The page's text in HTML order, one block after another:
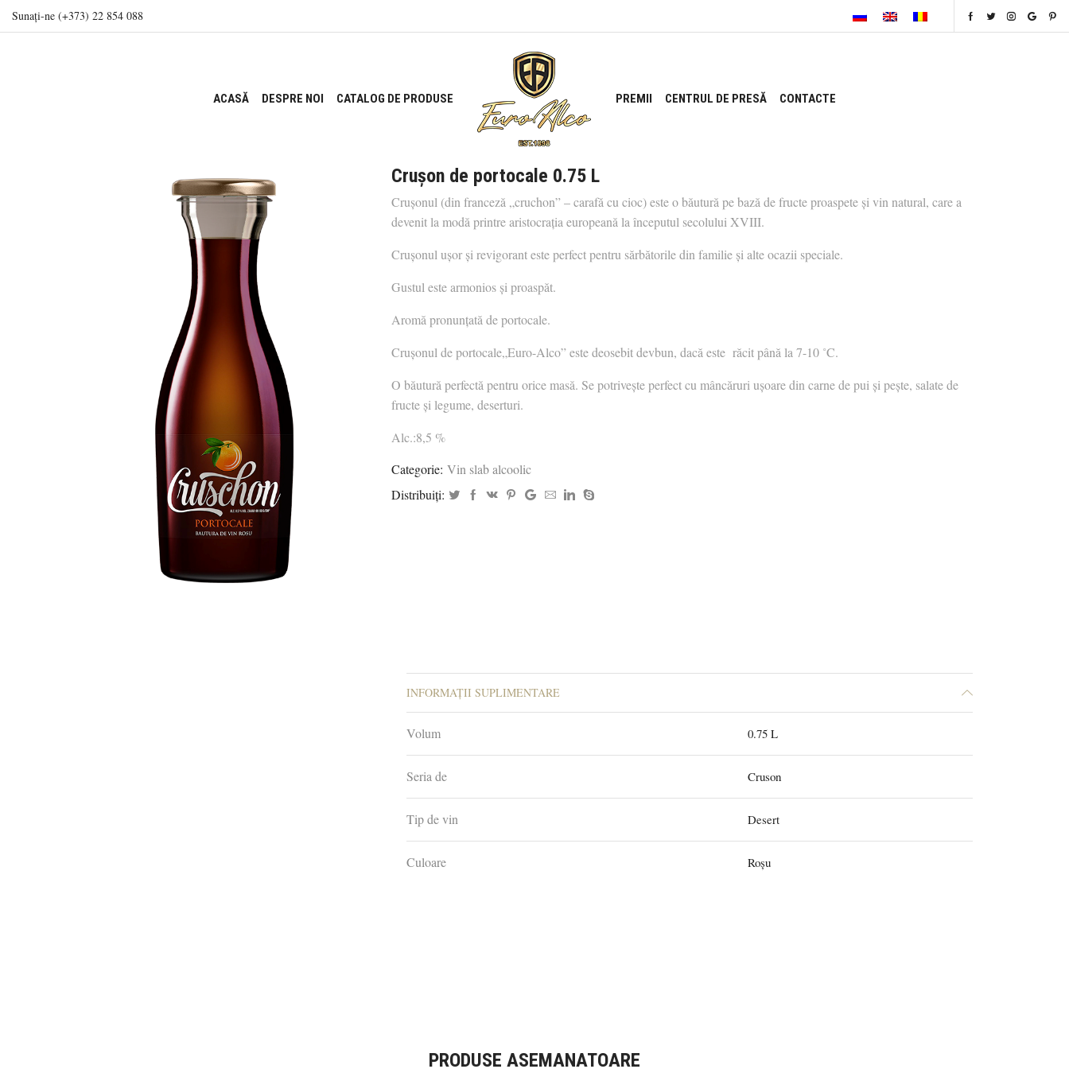
Sunați-ne (+373) 22 854 088
ACASĂ DESPRE NOI CATALOG DE PRODUSE PREMII CENTRUL DE PRESĂ CONTACTE
Crușon de portocale 0.75 L
Crușonul (din franceză „cruchon” – carafă cu cioc) este o băutură pe bază de fructe proaspete și vin natural, care a
devenit la modă printre aristocrația europeană la începutul secolului XVIII.
Crușonul ușor și revigorant este perfect pentru sărbătorile din familie și alte ocazii speciale.
Gustul este armonios și proaspăt.
Aromă pronunțată de portocale.
Crușonul de portocale„Euro-Alco” este deosebit devbun, dacă este răcit până la 7-10 ˚C.
O băutură perfectă pentru orice masă. Se potrivește perfect cu mâncăruri ușoare din carne de pui și pește, salate de
fructe și legume, deserturi.
Alc.:8,5 %
Categorie: Vin slab alcoolic
Distribuiți:
INFORMAȚII SUPLIMENTARE
Volum 0.75 L
Seria de Cruson
Tip de vin Desert
Culoare Roșu
PRODUSE ASEMANATOARE